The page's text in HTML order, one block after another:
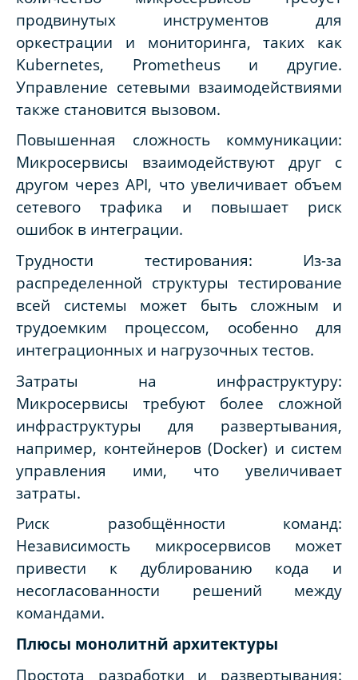
продвинутых инструментов для
оркестрации и мониторинга, таких как
Kubernetes, Prometheus и другие.
Управление сетевыми взаимодействиями
также становится вызовом.
Повышенная сложность коммуникации:
Микросервисы взаимодействуют друг с
другом через API, что увеличивает объем
сетевого трафика и повышает риск
ошибок в интеграции.
Трудности тестирования: Из-за
распределенной структуры тестирование
всей системы может быть сложным и
трудоемким процессом, особенно для
интеграционных и нагрузочных тестов.
Затраты на инфраструктуру:
Микросервисы требуют более сложной
инфраструктуры для развертывания,
например, контейнеров (Docker) и систем
управления ими, что увеличивает
затраты.
Риск разобщённости команд:
Независимость микросервисов может
привести к дублированию кода и
несогласованности решений между
командами.
Плюсы монолитнй архитектуры
Простота разработки и развертывания: